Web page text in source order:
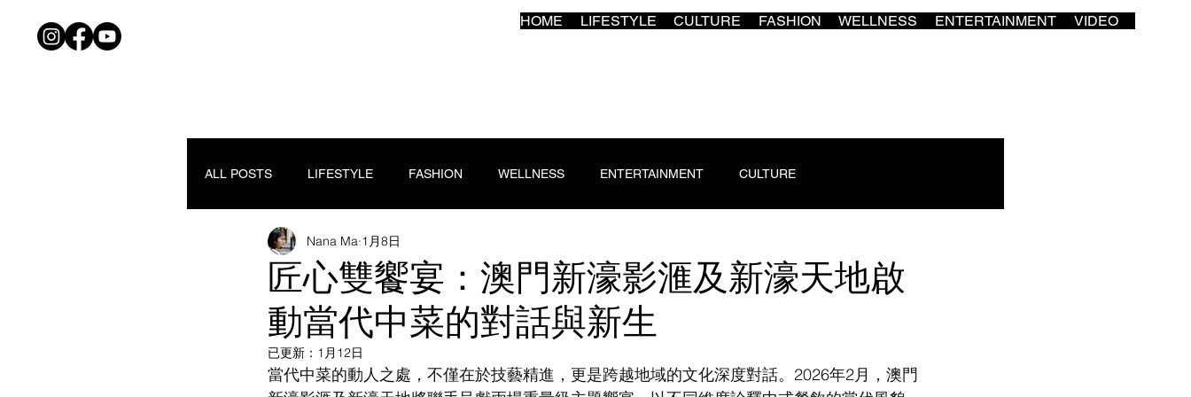
HOME LIFESTYLE CULTURE FASHION WELLNESS ENTERTAINMENT VIDEO
ALL POSTS LIFESTYLE FASHION WELLNESS ENTERTAINMENT CULTURE
匠心雙饗宴：澳門新濠影滙及新濠天地啟
動當代中菜的對話與新生
Nana Ma 1月8日
已更新： 1月12日
當代中菜的動人之處，不僅在於技藝精進，更是跨越地域的文化深度對話。2026年2月，澳門